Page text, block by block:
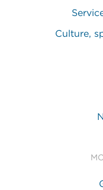
Culture,